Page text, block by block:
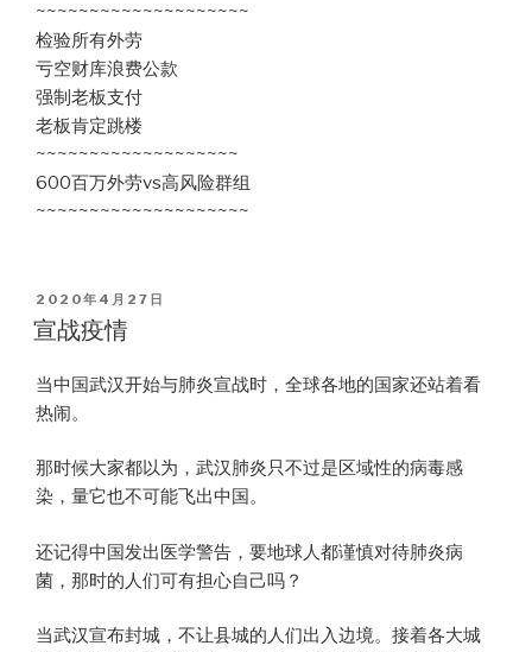
~~~~~~~~~~~~~~~~~~~~
检验所有外劳
亏空财库浪费公款
强制老板支付
老板肯定跳楼
~~~~~~~~~~~~~~~~~~~
600百万外劳vs高风险群组
~~~~~~~~~~~~~~~~~~~~
POSTED
ON
2020年4月27日
宣战疫情
当中国武汉开始与肺炎宣战时，全球各地的国家还站着看
热闹。
那时候大家都以为，武汉肺炎只不过是区域性的病毒感
染，量它也不可能飞出中国。
还记得中国发出医学警告，要地球人都谨慎对待肺炎病
菌，那时的人们可有担心自己吗？
当武汉宣布封城，不让县城的人们出入边境。接着各大城